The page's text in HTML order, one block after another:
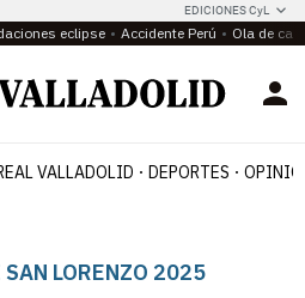
EDICIONES CyL
eclipse Accidente Perú Ola de
VALLADOLID DEPORTES
LORENZO 2025